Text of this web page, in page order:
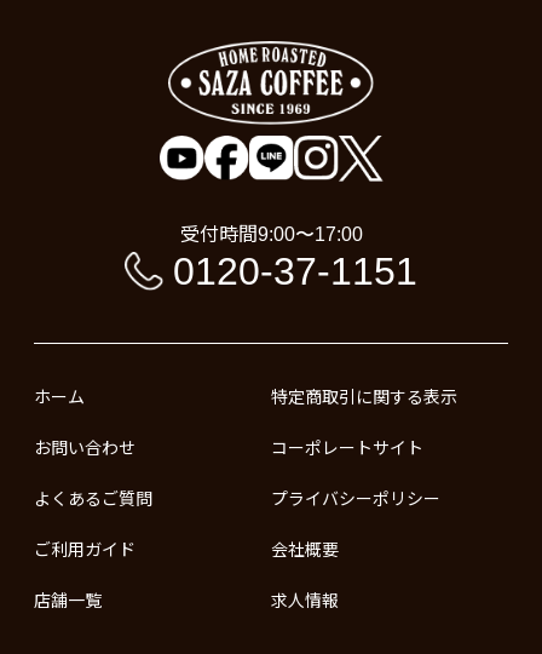
受付時間9:00〜17:00
0120-37-1151
ホーム
お問い合わせ
よくあるご質問
ご利用ガイド
店舗一覧
特定商取引に関する表示
コーポレートサイト
プライバシーポリシー
会社概要
求人情報